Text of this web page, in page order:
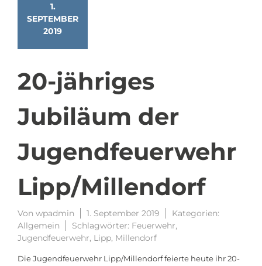
1.
SEPTEMBER
2019
20-jähriges
Jubiläum der
Jugendfeuerwehr
Lipp/Millendorf
Von wpadmin 1. September 2019
Kategorien:
Allgemein
Schlagwörter: Feuerwehr,
Jugendfeuerwehr, Lipp, Millendorf
Die Jugendfeuerwehr Lipp/Millendorf feierte heute ihr 20-